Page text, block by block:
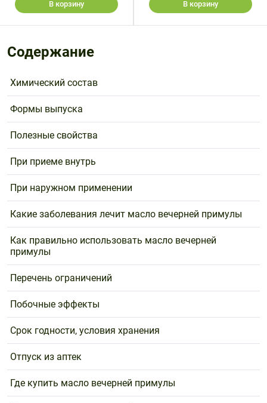
В корзину В корзину
Содержание
Химический состав
Формы выпуска
Полезные свойства
При приеме внутрь
При наружном применении
Какие заболевания лечит масло вечерней примулы
Как правильно использовать масло вечерней
примулы
Перечень ограничений
Побочные эффекты
Срок годности, условия хранения
Отпуск из аптек
Где купить масло вечерней примулы
и гриппе
ПротивоаллергическиеПротивовоспалительные
Противогрибковые
Противопаразитарные
препараты
Растительные
Сердечно-
сосудистые
Система
Средства
от
алкоголизма
и курения
Стоматологические
препараты
Поливитаминные
комплексы
простуде